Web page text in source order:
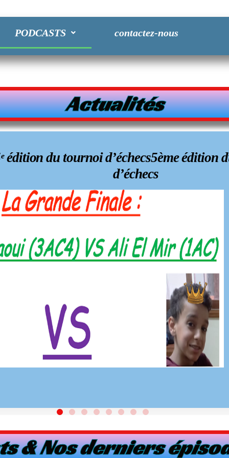
PODCASTS contactez-nous
Actualités
édition du tournoi d’échecs5ème édition
d’échecs
& Nos derniers